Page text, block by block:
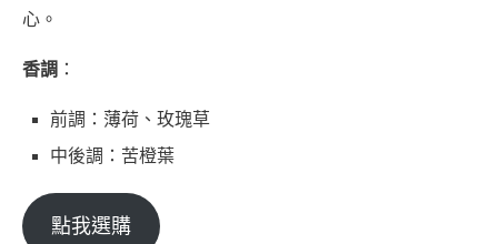
心。
香調 ：
前調：薄荷、玫瑰草
中後調：苦橙葉
點我選購